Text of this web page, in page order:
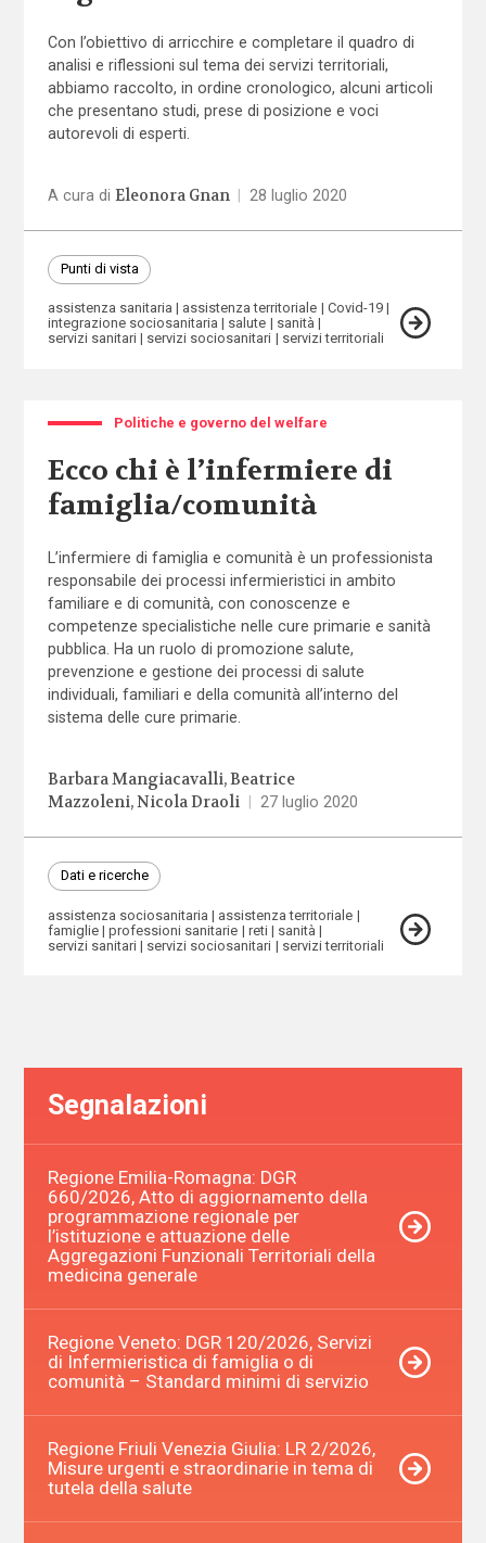
Con l’obiettivo di arricchire e completare il quadro di
analisi e riflessioni sul tema dei servizi territoriali,
abbiamo raccolto, in ordine cronologico, alcuni articoli
che presentano studi, prese di posizione e voci
autorevoli di esperti.
A cura di Eleonora Gnan 28 luglio 2020
Punti di vista
assistenza sanitaria assistenza territoriale
Covid-19
integrazione sociosanitaria
salute
sanità
servizi sanitari
servizi sociosanitari servizi territoriali
Politiche e governo del welfare
Ecco chi è l’infermiere di
famiglia/comunità
L’infermiere di famiglia e comunità è un professionista
responsabile dei processi infermieristici in ambito
familiare e di comunità, con conoscenze e
competenze specialistiche nelle cure primarie e sanità
pubblica. Ha un ruolo di promozione salute,
prevenzione e gestione dei processi di salute
individuali, familiari e della comunità all’interno del
sistema delle cure primarie.
Barbara Mangiacavalli Beatrice
Mazzoleni Nicola Draoli 27 luglio 2020
Dati e ricerche
assistenza sociosanitaria
assistenza territoriale
famiglie
professioni sanitarie reti
sanità
servizi sanitari
servizi sociosanitari servizi territoriali
Segnalazioni
Regione Emilia-Romagna: DGR
660/2026, Atto di aggiornamento della
programmazione regionale per
l’istituzione e attuazione delle
Aggregazioni Funzionali Territoriali della
medicina generale
Regione Veneto: DGR 120/2026, Servizi
di Infermieristica di famiglia o di
comunità – Standard minimi di servizio
Regione Friuli Venezia Giulia: LR 2/2026,
Misure urgenti e straordinarie in tema di
tutela della salute